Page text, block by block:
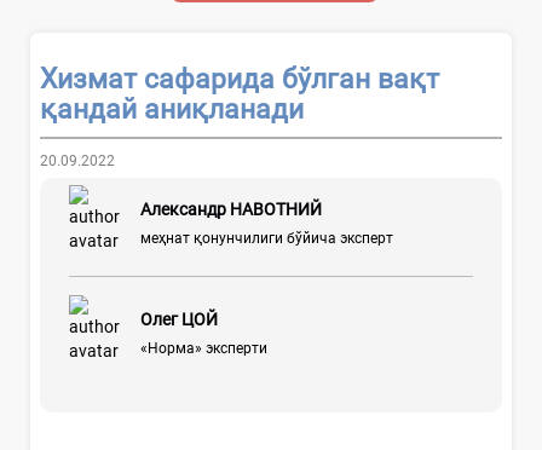
Хизмат сафарида бўлган вақт
қандай аниқланади
20.09.2022
Александр НАВОТНИЙ
меҳнат қонунчилиги бўйича эксперт
Олег ЦОЙ
«Норма» эксперти